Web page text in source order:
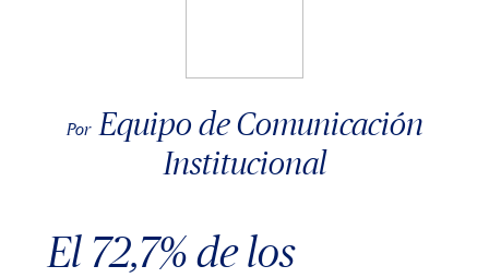
Por Equipo de Comunicación
Institucional
El 72,7% de los